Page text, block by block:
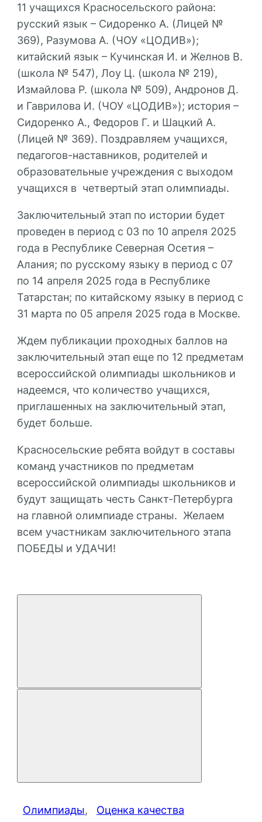
11 учащихся Красносельского района:
русский язык – Сидоренко А. (Лицей №
369), Разумова А. (ЧОУ «ЦОДИВ»);
китайский язык – Кучинская И. и Желнов В.
(школа № 547), Лоу Ц. (школа № 219),
Измайлова Р. (школа № 509), Андронов Д.
и Гаврилова И. (ЧОУ «ЦОДИВ»); история –
Сидоренко А., Федоров Г. и Шацкий А.
(Лицей № 369). Поздравляем учащихся,
педагогов-наставников, родителей и
образовательные учреждения с выходом
учащихся в четвертый этап олимпиады.
Заключительный этап по истории будет
проведен в период с 03 по 10 апреля 2025
года в Республике Северная Осетия –
Алания; по русскому языку в период с 07
по 14 апреля 2025 года в Республике
Татарстан; по китайскому языку в период с
31 марта по 05 апреля 2025 года в Москве.
Ждем публикации проходных баллов на
заключительный этап еще по 12 предметам
всероссийской олимпиады школьников и
надеемся, что количество учащихся,
приглашенных на заключительный этап,
будет больше.
Красносельские ребята войдут в составы
команд участников по предметам
всероссийской олимпиады школьников и
будут защищать честь Санкт-Петербурга
на главной олимпиаде страны. Желаем
всем участникам заключительного этапа
ПОБЕДЫ и УДАЧИ!
Олимпиады,
Оценка качества